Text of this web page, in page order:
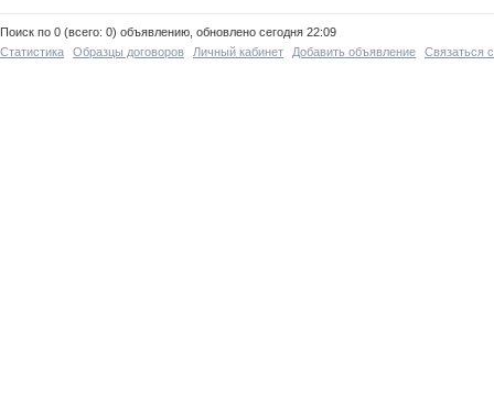
Поиск по 0 (всего: 0) объявлению, обновлено сегодня 22:09
Статистика
Образцы договоров Личный кабинет Добавить объявление Связаться